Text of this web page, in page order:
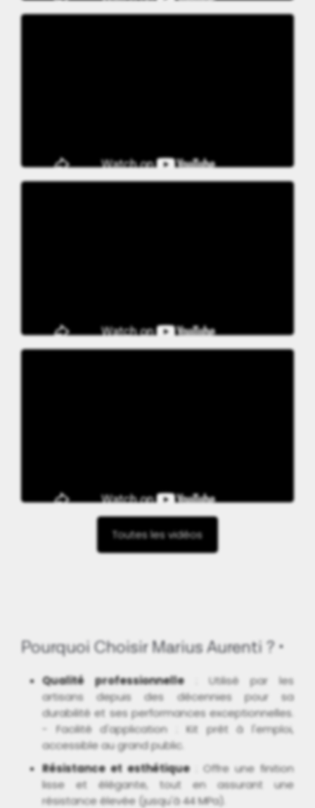
Toutes les vidéos
Pourquoi Choisir Marius Aurenti ?
Qualité professionnelle: Utilisé par les
artisans depuis des décennies pour sa
durabilité et ses performances exceptionnelles.
- Facilité d'application : Kit prêt à l'emploi,
accessible au grand public.
Résistance et esthétique: Offre une finition
lisse et élégante, tout en assurant une
résistance élevée (jusqu'à 44 MPa).